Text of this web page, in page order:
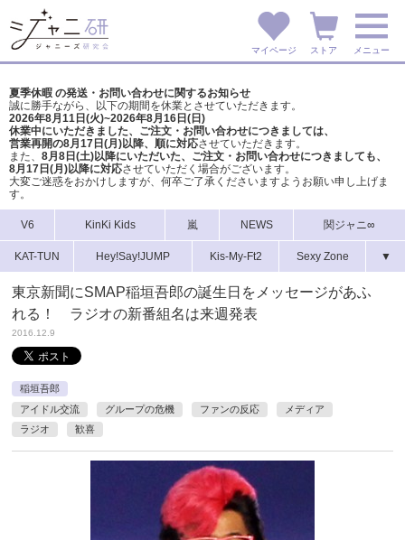
マイページ ストア メニュー
夏季休暇 の発送・お問い合わせに関するお知らせ
誠に勝手ながら、以下の期間を休業とさせていただきます。
2026年8月11日(火)~2026年8月16日(日)
休業中にいただきました、ご注文・お問い合わせにつきましては、
営業再開の8月17日(月)以降、順に対応させていただきます。
また、 8月8日(土)以降にいただいた、ご注文・ お問い合わせにつきましても、
8月17日(月)以降に対応させていただく場合がございます。
大変ご迷惑をおかけしますが、 何卒ご了承くださいますようお願い申し上げま
す。
V6 KinKi Kids 嵐 NEWS 関ジャニ∞
KAT-TUN Hey!Say!JUMP Kis-My-Ft2 Sexy Zone ▼
東京新聞にSMAP稲垣吾郎の誕生日をメッセージがあふ
れる！ ラジオの新番組名は来週発表
2016.12.9
稲垣吾郎
アイドル交流
グループの危機 ファンの反応
メディア
ラジオ
歓喜